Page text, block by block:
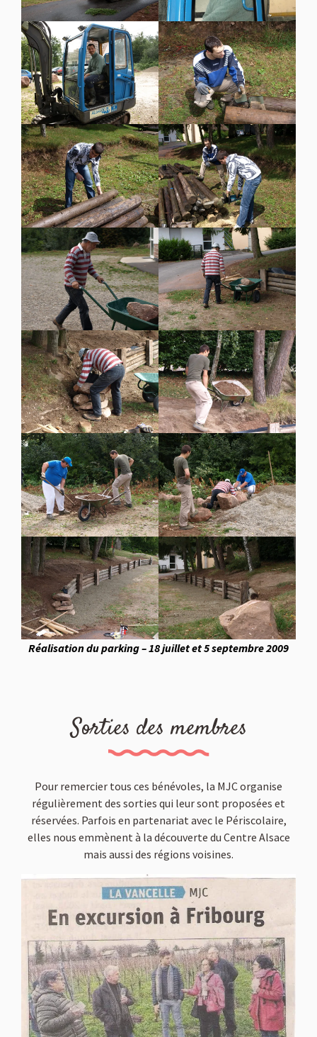
Réalisation du parking – 18 juillet et 5 septembre 2009
Sorties des membres
Pour remercier tous ces bénévoles, la MJC organise
régulièrement des sorties qui leur sont proposées et
réservées. Parfois en partenariat avec le Périscolaire,
elles nous emmènent à la découverte du Centre Alsace
mais aussi des régions voisines.